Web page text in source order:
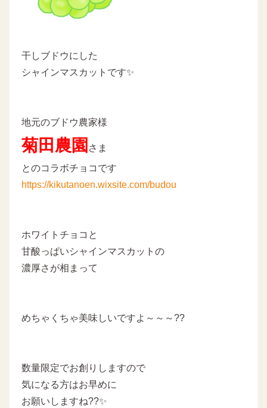
干しブドウにした
シャインマスカットです✨
地元のブドウ農家様
菊田農園 さま
とのコラボチョコです
https://kikutanoen.wixsite.com/budou
ホワイトチョコと
甘酸っぱいシャインマスカットの
濃厚さが相まって
めちゃくちゃ美味しいですよ～～～??
数量限定でお創りしますので
気になる方はお早めに
お願いしますね??✨